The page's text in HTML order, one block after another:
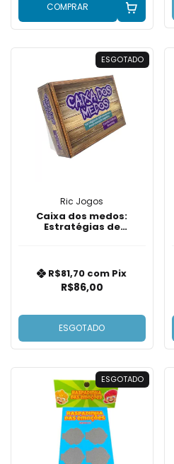
COMPRAR
ESGOTADO
Ric Jogos
Caixa dos medos:
Estratégias de
R$86,00
R$81,70 com Pix
ESGOTADO
ESGOTADO